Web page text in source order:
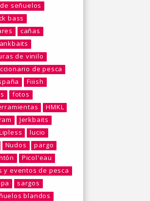
señuelos
bass
cañas
de vinilo
de pesca
Fiiish
fotos
HMKL
Jerkbaits
lucio
Nudos
pargo
Picol'eau
y eventos de pesca
sargos
blandos